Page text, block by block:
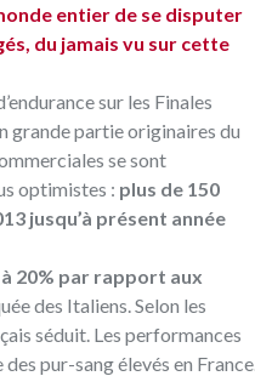
entier de se disputer
du jamais vu sur cette
sur les Finales
grande partie originaires du
se sont
optimistes : plus de 150
jusqu’à présent année
20% par rapport aux
des Italiens. Selon les
séduit. Les performances
pur-sang élevés en France.